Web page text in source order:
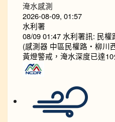
淹水感測
2026-08-09, 01:57
水利署
08/09 01:47 水利署訊: 民
(感測器 中區民權路‧柳川
黃燈警戒，淹水深度已達10